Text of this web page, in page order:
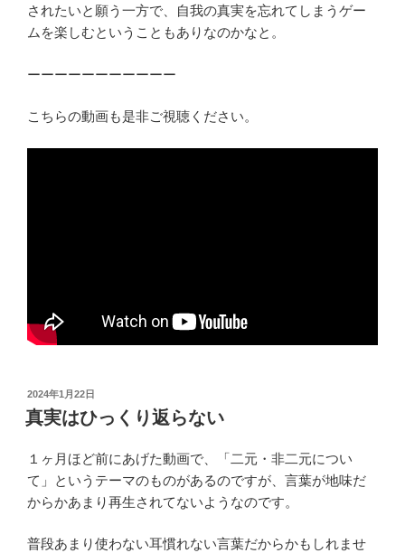
されたいと願う一方で、自我の真実を忘れてしまうゲー
ムを楽しむということもありなのかなと。
ーーーーーーーーーーー
こちらの動画も是非ご視聴ください。
投
稿
日:
2024年1月22日
真実はひっくり返らない
１ヶ月ほど前にあげた動画で、「二元・非二元につい
て」というテーマのものがあるのですが、言葉が地味だ
からかあまり再生されてないようなのです。
普段あまり使わない耳慣れない言葉だからかもしれませ